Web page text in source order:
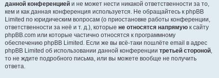
данной конференцией и не может нести никакой ответственности за то,
кем и как данная конференция используется. Не обращайтесь к phpBB
Limited по юридическим вопросам (о приостановке работы конференции,
ответственности за неё и т. д.), которые не относятся напрямую к сайту
phpBB.com или которые частично относятся к программному
обеспечению phpBB Limited. Если же вы всё-таки пошлёте email в адрес
phpBB Limited об использовании данной конференции третьей стороной,
то не ждите подробного письма, или вы можете вообще не получить
ответа.